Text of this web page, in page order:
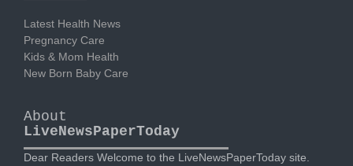
Latest Health News
Pregnancy Care
Kids & Mom Health
New Born Baby Care
About
LiveNewsPaperToday
Dear Readers Welcome to the LiveNewsPaperToday site.